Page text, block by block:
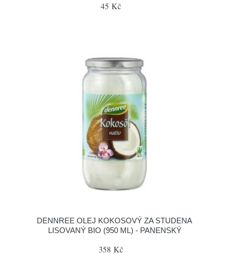
45 Kč
DENNREE OLEJ KOKOSOVÝ ZA STUDENA
LISOVANÝ BIO (950 ML) - PANENSKÝ
358 Kč